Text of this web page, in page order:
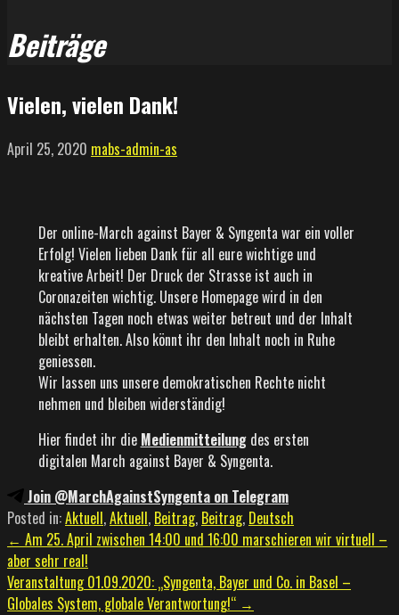
Beiträge
Vielen, vielen Dank!
April 25, 2020 mabs-admin-as
Der online-March against Bayer & Syngenta war ein voller
Erfolg! Vielen lieben Dank für all eure wichtige und
kreative Arbeit! Der Druck der Strasse ist auch in
Coronazeiten wichtig. Unsere Homepage wird in den
nächsten Tagen noch etwas weiter betreut und der Inhalt
bleibt erhalten. Also könnt ihr den Inhalt noch in Ruhe
geniessen.
Wir lassen uns unsere demokratischen Rechte nicht
nehmen und bleiben widerständig!
Hier findet ihr die Medienmitteilungdes ersten
digitalen March against Bayer & Syngenta.
Join @MarchAgainstSyngenta on Telegram
Posted in:Aktuell,Aktuell, Beitrag, Beitrag, Deutsch
Beitragsnavigation
← Am 25. April zwischen 14:00 und 16:00 marschieren wir virtuell –
aber sehr real!
Veranstaltung 01.09.2020: „Syngenta, Bayer und Co. in Basel –
Globales System, globale Verantwortung!“ →